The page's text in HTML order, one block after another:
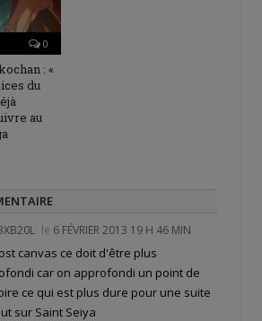
0
: «
du
au
le 6 FÉVRIER 2013 19 H 46 MIN
canvas ce doit d'être plus
car on approfondi un point de
ce qui est plus dure pour une suite
sur Saint Seiya